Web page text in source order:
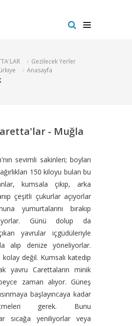
Gezilecek Yerler
Anasayfa
- Muğla
sevimli sakinleri; boyları
150 kiloyu bulan bu
kumsala çıkıp, arka
çeşitli çukurlar açıyorlar
yumurtalarını bırakıp
Günü dolup da
yavrular içgüdüleriyle
alıp denize yöneliyorlar.
değil. Kumsalı katedip
yavru Carettaların minik
zaman alıyor. Güneş
başlayıncaya kadar
gerek. Bunu
sıcağa yeniliyorlar veya